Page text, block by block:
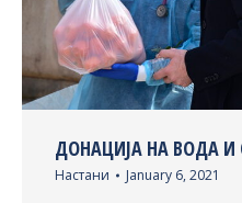
ДОНАЦИЈА НА ВОДА И
Настани January 6, 2021